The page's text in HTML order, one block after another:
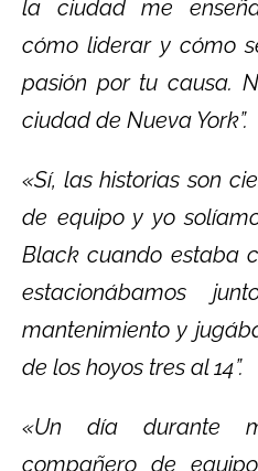
la ciudad me
cómo liderar y cómo
pasión por tu causa.
ciudad de Nueva York”.
«Sí, las historias son
de equipo y yo
Black cuando estaba
estacionábamos
mantenimiento y
de los hoyos tres al 14”.
«Un día durante
compañero de